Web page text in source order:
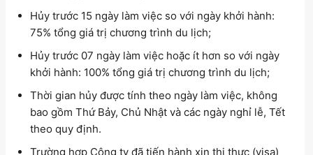
Hủy trước 15 ngày làm việc so với ngày khởi hành:
75% tổng giá trị chương trình du lịch;
Hủy trước 07 ngày làm việc hoặc ít hơn so với ngày
khởi hành: 100% tổng giá trị chương trình du lịch;
Thời gian hủy được tính theo ngày làm việc, không
bao gồm Thứ Bảy, Chủ Nhật và các ngày nghỉ lễ, Tết
theo quy định.
Trường hợp Công ty đã tiến hành xin thị thực (visa)